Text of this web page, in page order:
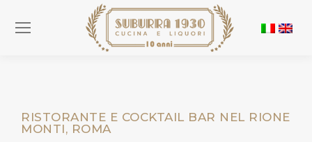
RISTORANTE E COCKTAIL BAR NEL RIONE
MONTI, ROMA